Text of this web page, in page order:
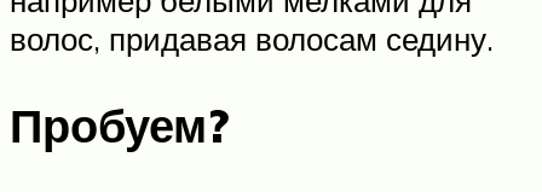
волос, придавая волосам седину.
Пробуем?